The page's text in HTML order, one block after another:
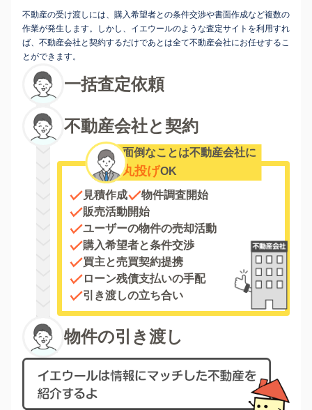
不動産の受け渡しには、購入希望者との条件交渉や書面作成など複数の
作業が発生します。しかし、イエウールのような査定サイトを利用すれ
ば、不動産会社と契約するだけであとは全て不動産会社にお任せするこ
とができます。
一括査定依頼
不動産会社と契約
面倒なことは不動産会社に
丸投げOK
見積作成
物件調査開始
販売活動開始
ユーザーの物件の売却活動
購入希望者と条件交渉
買主と売買契約提携
ローン残債支払いの手配
引き渡しの立ち合い
物件の引き渡し